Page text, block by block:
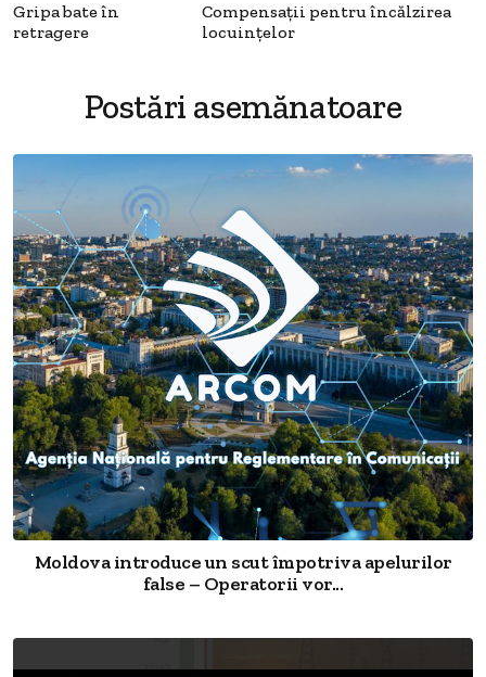
Gripa bate în
retragere
Compensaţii pentru încălzirea
locuinţelor
Postări asemănatoare
Moldova introduce un scut împotriva apelurilor
false – Operatorii vor...